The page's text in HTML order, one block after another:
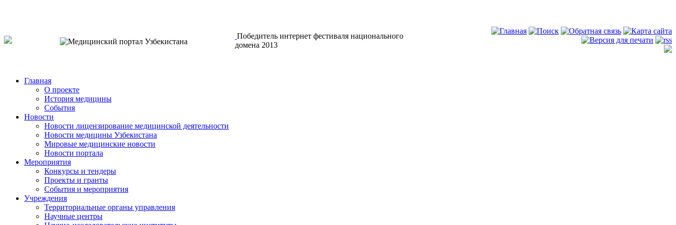
Победитель интернет фестиваля национального
домена 2013
Главная
О проекте
История медицины
События
Новости
Новости лицензирование медицинской деятельности
Новости медицины Узбекистана
Мировые медицинские новости
Новости портала
Мероприятия
Конкурсы и тендеры
Проекты и гранты
События и мероприятия
Учреждения
Территориальные органы управления
Научные центры